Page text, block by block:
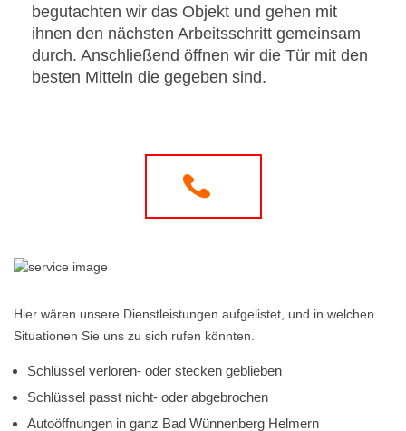
begutachten wir das Objekt und gehen mit
ihnen den nächsten Arbeitsschritt gemeinsam
durch. Anschließend öffnen wir die Tür mit den
besten Mitteln die gegeben sind.
Hier wären unsere Dienstleistungen aufgelistet, und in welchen
Situationen Sie uns zu sich rufen könnten.
Schlüssel verloren- oder stecken geblieben
Schlüssel passt nicht- oder abgebrochen
Autoöffnungen in ganz Bad Wünnenberg Helmern